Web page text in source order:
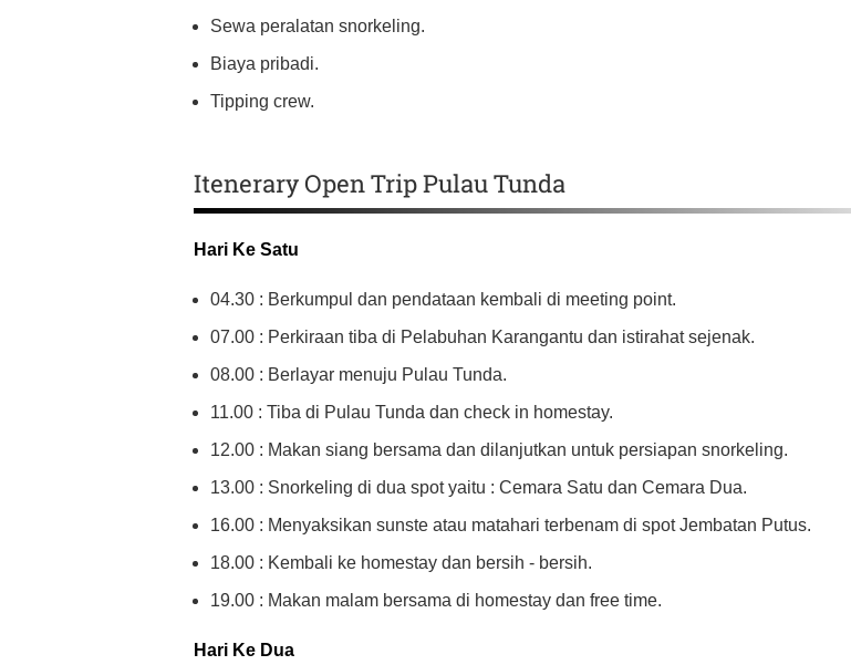
Sewa peralatan snorkeling.
Biaya pribadi.
Tipping crew.
Itenerary Open Trip Pulau Tunda
Hari Ke Satu
04.30 : Berkumpul dan pendataan kembali di meeting point.
07.00 : Perkiraan tiba di Pelabuhan Karangantu dan istirahat sejenak.
08.00 : Berlayar menuju Pulau Tunda.
11.00 : Tiba di Pulau Tunda dan check in homestay.
12.00 : Makan siang bersama dan dilanjutkan untuk persiapan snorkeling.
13.00 : Snorkeling di dua spot yaitu : Cemara Satu dan Cemara Dua.
16.00 : Menyaksikan sunste atau matahari terbenam di spot Jembatan Putus.
18.00 : Kembali ke homestay dan bersih - bersih.
19.00 : Makan malam bersama di homestay dan free time.
Hari Ke Dua